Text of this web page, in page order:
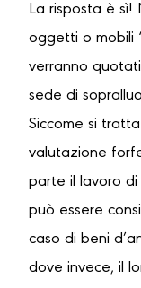
La risposta è sì!
oggetti o mobili
verranno
sede di
Siccome si
valutazione
parte il lavoro
può essere
caso di beni
dove invece, il